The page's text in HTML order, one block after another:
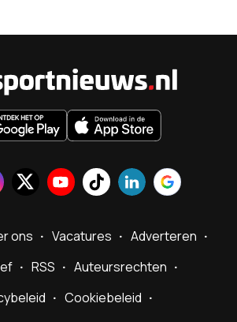
ons Vacatures
Adverteren
RSS
Auteursrechten
Cookiebeleid